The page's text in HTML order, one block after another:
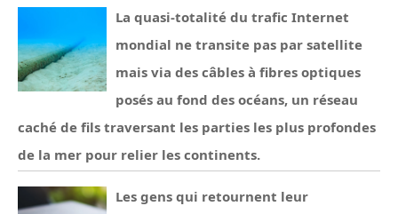
La quasi-totalité du trafic Internet
mondial ne transite pas par satellite
mais via des câbles à fibres optiques
posés au fond des océans, un réseau
caché de fils traversant les parties les plus profondes
de la mer pour relier les continents.
Les gens qui retournent leur